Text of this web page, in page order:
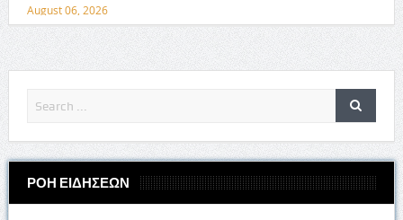
August 06, 2026
ΡΟΗ ΕΙΔΗΣΕΩΝ